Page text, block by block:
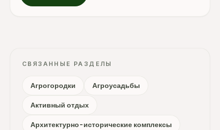
СВЯЗАННЫЕ РАЗДЕЛЫ
Агрогородки Агроусадьбы
Активный отдых
Архитектурно-исторические комплексы